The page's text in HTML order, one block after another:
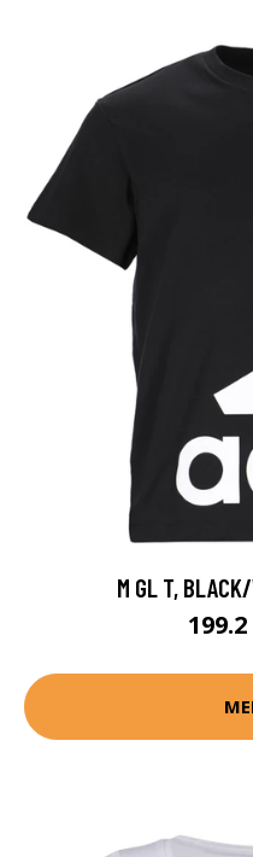
M GL T,